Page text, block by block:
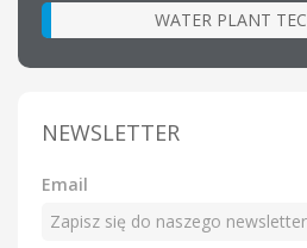
WATER PLANT
NEWSLETTER
Email